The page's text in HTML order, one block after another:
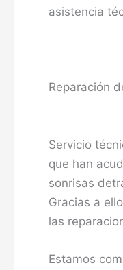
asistencia
Reparación
Servicio
que han
sonrisas
Gracias a
las
Estamos